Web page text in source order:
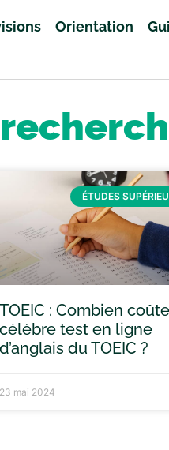
Orientation
ÉTUDES
TOEIC : Combien
célèbre test en ligne
d’anglais du TOEIC ?
23 mai 2024